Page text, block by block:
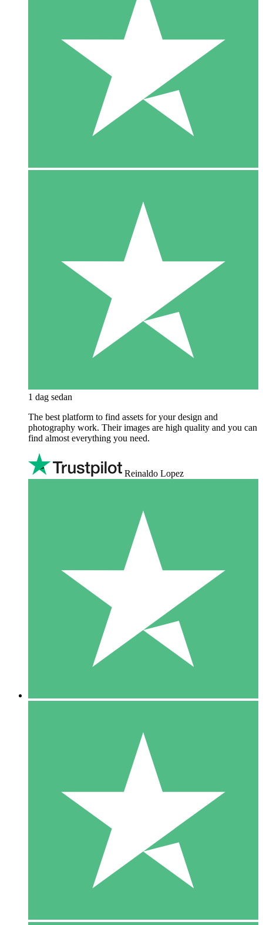
1 dag sedan
The best platform to find assets for your design and
photography work. Their images are high quality and you can
find almost everything you need.
Reinaldo Lopez